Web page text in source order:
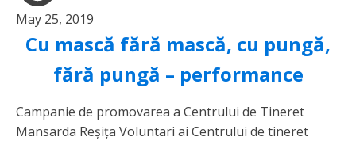
May 25, 2019
Cu mască fără mască, cu pungă,
fără pungă – performance
Campanie de promovarea a Centrului de Tineret
Mansarda Reșița Voluntari ai Centrului de tineret